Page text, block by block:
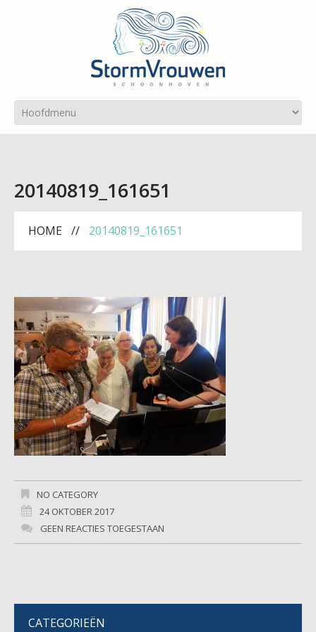
20140819_161651
HOME 20140819_161651
NO CATEGORY
24 OKTOBER 2017
GEEN REACTIES TOEGESTAAN
CATEGORIEËN